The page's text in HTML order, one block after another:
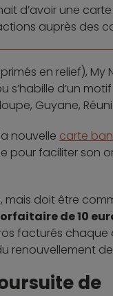
d’avoir une
auprès des
en relief), My
d’un
Guyane,
nouvelle carte
pour faciliter son
mais doit être
de 10
facturés chaque
renouvellement
de